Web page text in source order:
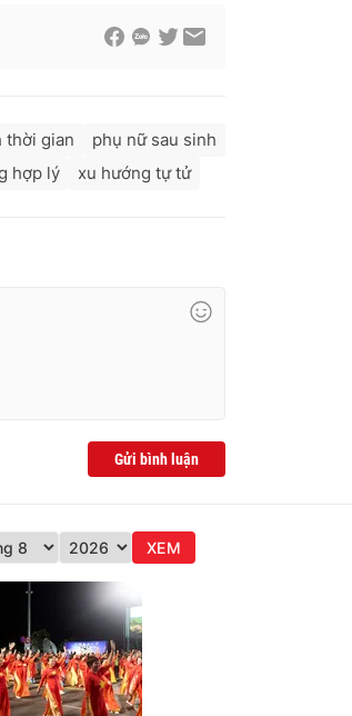
thời gian
phụ nữ sau sinh
hợp lý xu hướng tự tử
Gửi bình luận
XEM